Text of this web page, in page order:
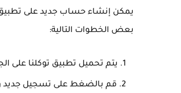
يمكن إنشاء حساب جديد على
بعض الخطوات التالية:
يتم تحميل تطبيق توكلنا على
قم بالضغط على تسجيل جديد